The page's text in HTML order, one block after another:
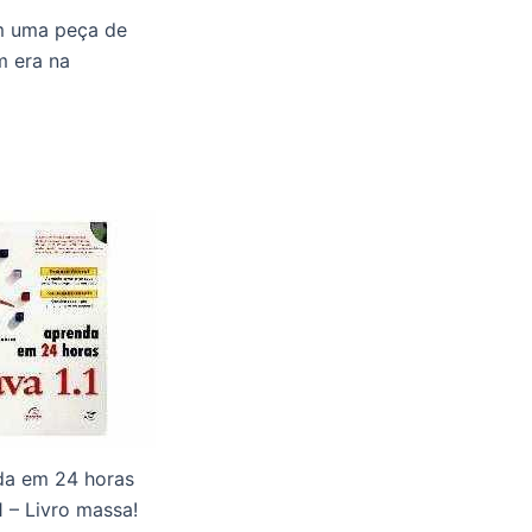
uma peça de
era na
em 24 horas
– Livro massa!